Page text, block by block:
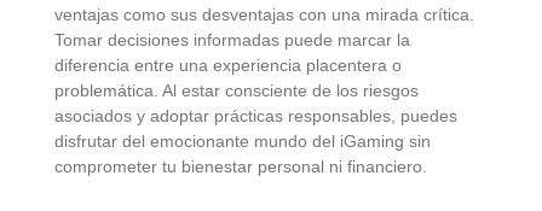
ventajas como sus desventajas con una mirada crítica.
Tomar decisiones informadas puede marcar la
diferencia entre una experiencia placentera o
problemática. Al estar consciente de los riesgos
asociados y adoptar prácticas responsables, puedes
disfrutar del emocionante mundo del iGaming sin
comprometer tu bienestar personal ni financiero.